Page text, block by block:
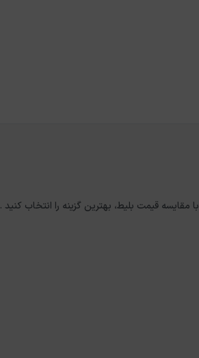
با مقایسه قیمت بلیط، بهترین گزینه را انتخاب کنید .